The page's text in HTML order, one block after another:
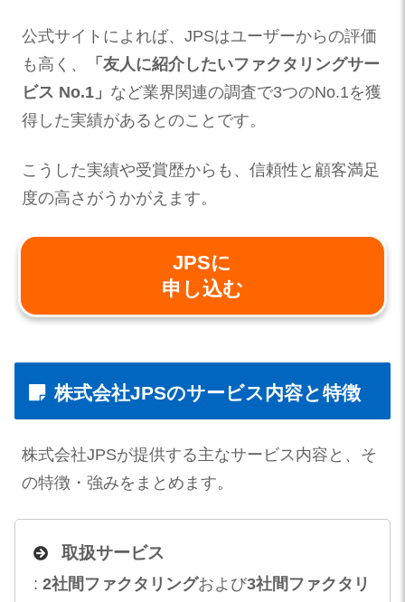
公式サイトによれば、JPSはユーザーからの評価
も高く、
「友人に紹介したいファクタリングサー
ビス No.1」 など業界関連の調査で3つのNo.1を獲
得した実績があるとのことです。
こうした実績や受賞歴からも、信頼性と顧客満足
度の高さがうかがえます。
JPSに
申し込む
株式会社JPSのサービス内容と特徴
株式会社JPSが提供する主なサービス内容と、そ
の特徴・強みをまとめます。
取扱サービス
: 2社間ファクタリングおよび3社間ファクタリ